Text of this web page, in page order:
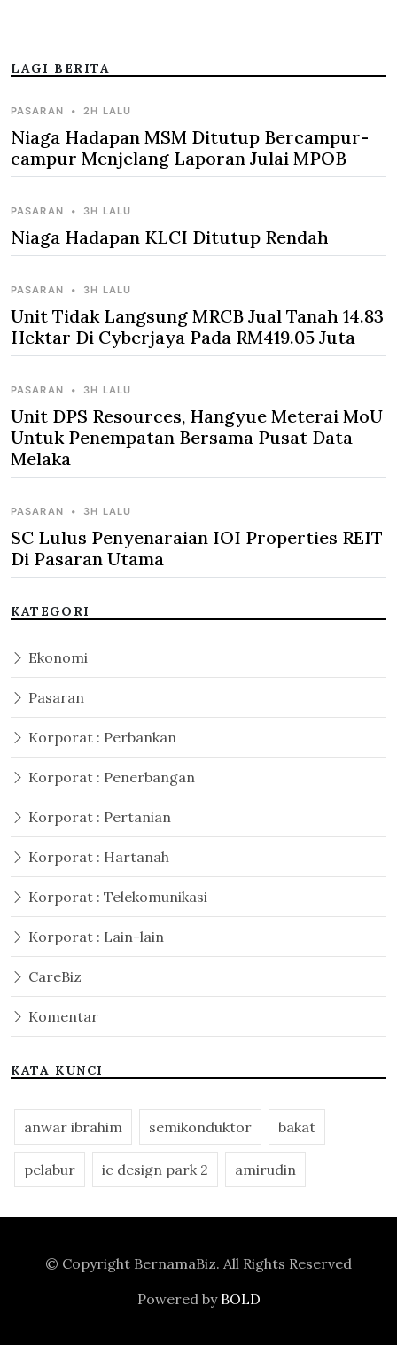
LAGI BERITA
PASARAN • 2H LALU
Niaga Hadapan MSM Ditutup Bercampur-
campur Menjelang Laporan Julai MPOB
PASARAN • 3H LALU
Niaga Hadapan KLCI Ditutup Rendah
PASARAN • 3H LALU
Unit Tidak Langsung MRCB Jual Tanah 14.83
Hektar Di Cyberjaya Pada RM419.05 Juta
PASARAN • 3H LALU
Unit DPS Resources, Hangyue Meterai MoU
Untuk Penempatan Bersama Pusat Data
Melaka
PASARAN • 3H LALU
SC Lulus Penyenaraian IOI Properties REIT
Di Pasaran Utama
KATEGORI
Ekonomi
Pasaran
Korporat : Perbankan
Korporat : Penerbangan
Korporat : Pertanian
Korporat : Hartanah
Korporat : Telekomunikasi
Korporat : Lain-lain
CareBiz
Komentar
KATA KUNCI
anwar ibrahim semikonduktor bakat
pelabur ic design park 2 amirudin
© Copyright BernamaBiz. All Rights Reserved
Powered by BOLD